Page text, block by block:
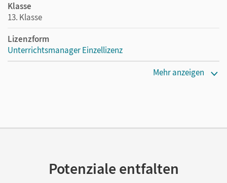
Klasse
13. Klasse
Lizenzform
Unterrichtsmanager Einzellizenz
Unterrichtsmanagers solange das Lehrwerk erhältlich ist.
Mehr anzeigen
Potenziale entfalten